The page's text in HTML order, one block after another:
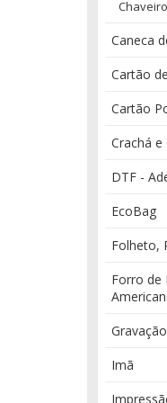
Caneca
Cartão
Cartão
Crachá e
DTF -
EcoBag
Folheto,
Forro de
Imã